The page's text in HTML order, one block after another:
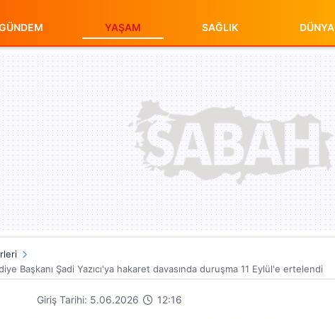
YAŞAM SAĞLIK DÜNYA
Başkanı Şadi Yazıcı'ya hakaret davasında duruşma 11 Eylül'e ertelendi
Giriş Tarihi: 5.06.2026 12:16